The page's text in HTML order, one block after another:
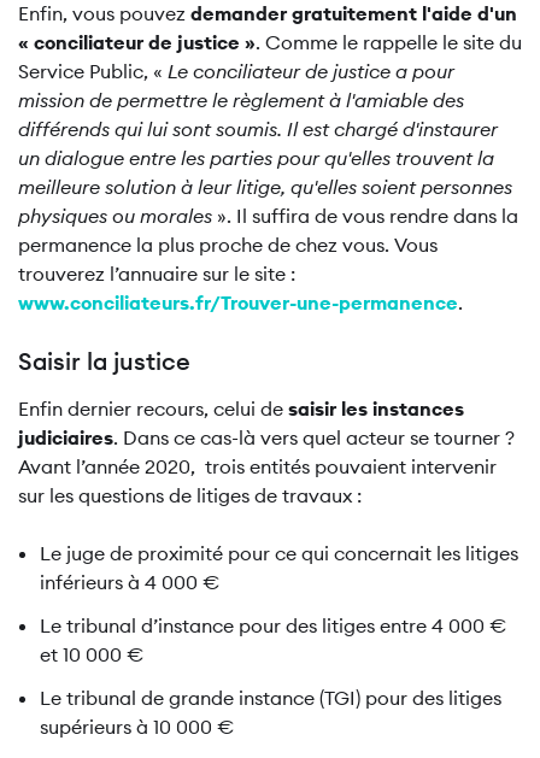
Enfin, vous pouvez demander gratuitement l'aide d'un
« conciliateur de justice ». Comme le rappelle le site du
Service Public, « Le conciliateur de justice a pour
mission de permettre le règlement à l'amiable des
différends qui lui sont soumis. Il est chargé d'instaurer
un dialogue entre les parties pour qu'elles trouvent la
meilleure solution à leur litige, qu'elles soient personnes
physiques ou morales ». Il suffira de vous rendre dans la
permanence la plus proche de chez vous. Vous
trouverez l’annuaire sur le site :
www.conciliateurs.fr/Trouver-une-permanence.
Saisir la justice
Enfin dernier recours, celui de saisir les instances
judiciaires. Dans ce cas-là vers quel acteur se tourner ?
Avant l’année 2020, trois entités pouvaient intervenir
sur les questions de litiges de travaux :
Le juge de proximité pour ce qui concernait les litiges
inférieurs à 4 000 €
Le tribunal d’instance pour des litiges entre 4 000 €
et 10 000 €
Le tribunal de grande instance (TGI) pour des litiges
supérieurs à 10 000 €